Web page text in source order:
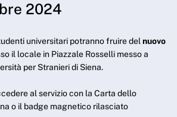
2024
universitari potranno fruire delnuovo
il locale in Piazzale Rosselli messo a
per Stranieri di Siena.
al servizio con la Carta dello
o il badge magnetico rilasciato